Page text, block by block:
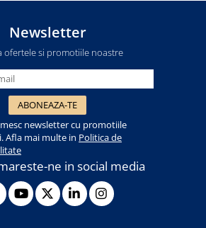
Newsletter
ofertele si promotiile noastre
newsletter cu promotiile
Afla mai multe in Politica de
ne in social media